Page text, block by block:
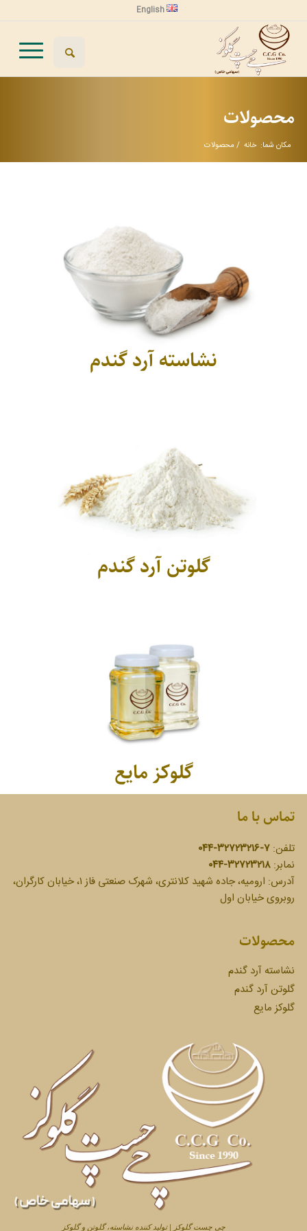
English
محصولات
مکان شما: خانه / محصولات
نشاسته آرد گندم
گلوتن آرد گندم
گلوکز مایع
تماس با ما
تلفن: ۷-۳۲۷۲۳۲۱۶-۰۴۴
نمابر: ۳۲۷۲۳۲۱۸-۰۴۴
آدرس:
ارومیه، جاده شهید کلانتری، شهرک صنعتی فاز ۱، خیابان کارگران،
روبروی خیابان اول
محصولات
نشاسته آرد گندم
گلوتن آرد گندم
گلوکز مایع
چی چست گلوکز | تولید کننده نشاسته، گلوتن و گلوکز